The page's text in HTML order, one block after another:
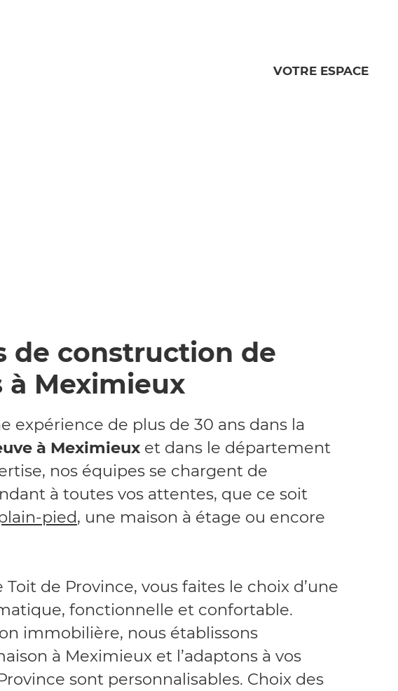
VOTRE ESPACE
de construction de
à Meximieux
expérience de plus de 30 ans dans la
à Meximieux et dans le département
nos équipes se chargent de
à toutes vos attentes, que ce soit
pied, une maison à étage ou encore
Toit de Province, vous faites le choix d’une
fonctionnelle et confortable.
immobilière, nous établissons
à Meximieux et l’adaptons à vos
sont personnalisables. Choix des